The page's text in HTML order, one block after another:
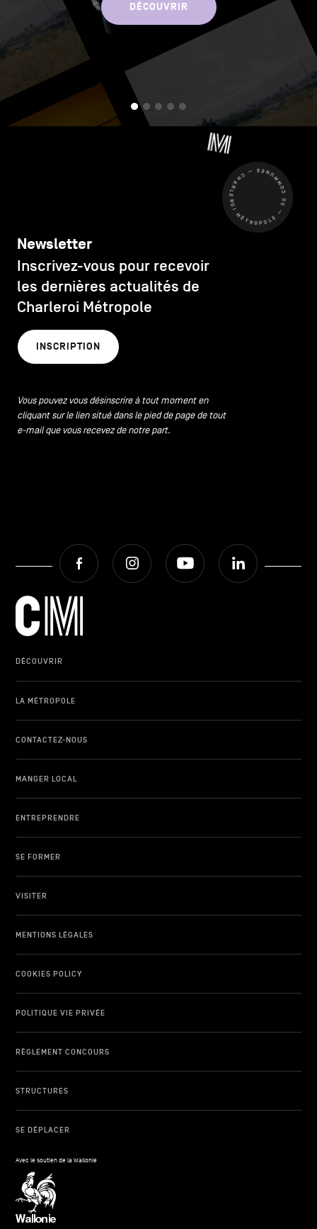
DÉCOUVRIR
CHARLEROI MÉTROPOLE — 30 COMMUNES —
Newsletter
Inscrivez-vous pour recevoir
les dernières actualités de
Charleroi Métropole
INSCRIPTION
Vous pouvez vous désinscrire à tout moment en
cliquant sur le lien situé dans le pied de page de tout
e-mail que vous recevez de notre part.
Facebook Instagram Youtube
DÉCOUVRIR
LA MÉTROPOLE
CONTACTEZ-NOUS
MANGER LOCAL
ENTREPRENDRE
SE FORMER
VISITER
MENTIONS LÉGALES
COOKIES POLICY
POLITIQUE VIE PRIVÉE
RÈGLEMENT CONCOURS
STRUCTURES
SE DÉPLACER
Avec le soutien de la Wallonie